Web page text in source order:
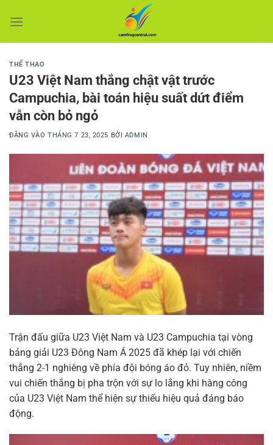
qua
THỂ THAO
U23 Việt Nam thắng chật vật trước
Campuchia, bài toán hiệu suất dứt điểm
vẫn còn bỏ ngỏ
ĐĂNG VÀOTHÁNG 7 23, 2025 BỞI ADMIN
Trận đấu giữa U23 Việt Nam và U23 Campuchia tại vòng
bảng giải U23 Đông Nam Á 2025 đã khép lại với chiến
thắng 2-1 nghiêng về phía đội bóng áo đỏ. Tuy nhiên, niềm
vui chiến thắng bị pha trộn với sự lo lắng khi hàng công
của U23 Việt Nam thể hiện sự thiếu hiệu quả đáng báo
động.